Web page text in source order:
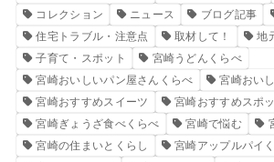
コレクション
ニュース ブログ記事
住宅トラブル・注意点
取材して！
地
子育て・スポット
宮崎うどんくらべ
宮崎おいしいパン屋さんくらべ
宮崎おい
宮崎おすすめスイーツ
宮崎おすすめスポ
宮崎ぎょうざ食べくらべ
宮崎で悩む
宮崎の住まいとくらし
宮崎アップルパイ